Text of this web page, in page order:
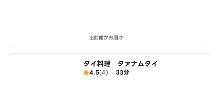
出前館がお届け
タイ料理 タァナムタイ
4.5(4) 33分